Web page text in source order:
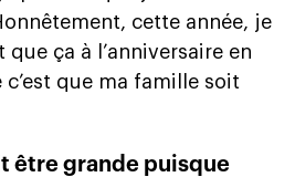
cette année, je
que ça à l’anniversaire en
que ma famille soit
être grande puisque